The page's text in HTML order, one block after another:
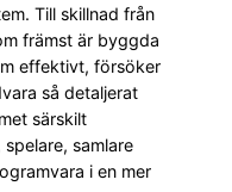
Till skillnad från
främst är byggda
effektivt, försöker
så detaljerat
särskilt
samlare
i en mer